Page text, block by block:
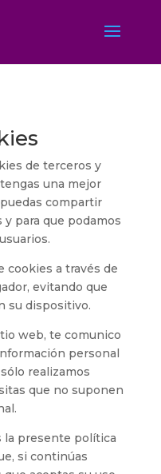
de terceros y
una mejor
compartir
para que podamos
cookies a través de
evitando que
su dispositivo.
web, te comunico
personal
realizamos
que no suponen
la presente política
si continúas